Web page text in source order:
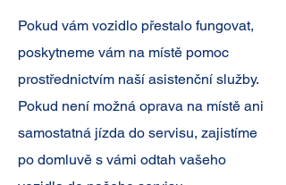
Pokud vám vozidlo přestalo fungovat,
poskytneme vám na místě pomoc
prostřednictvím naší asistenční služby.
Pokud není možná oprava na místě ani
samostatná jízda do servisu, zajistíme
po domluvě s vámi odtah vašeho